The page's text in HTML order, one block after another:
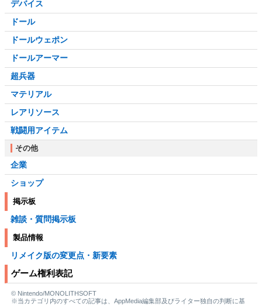
デバイス
ドール
ドールウェポン
ドールアーマー
超兵器
マテリアル
レアリソース
戦闘用アイテム
その他
企業
ショップ
掲示板
雑談・質問掲示板
製品情報
リメイク版の変更点・新要素
ゲーム権利表記
© Nintendo/MONOLITHSOFT
※当カテゴリ内のすべての記事は、AppMedia編集部及びライター独自の判断に基